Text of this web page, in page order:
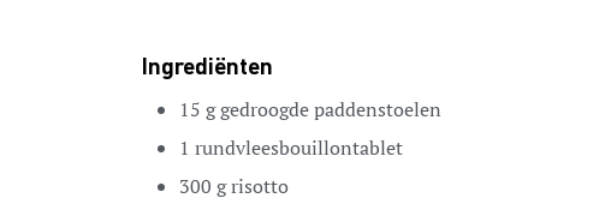
Ingrediënten
15 ggedroogde paddenstoelen
1 rundvleesbouillontablet
300 grisotto